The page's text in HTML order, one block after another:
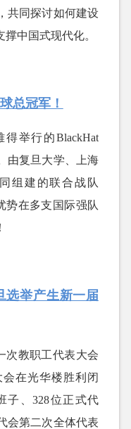
共同探讨如何建设
中国式现代化。
总冠军！
得举行的BlackHat
由复旦大学、上海
组建的联合战队
势在多支国际强队
选举产生新一届
次教职工代表大会
在光华楼胜利闭
子、328位正式代
会第二次全体代表